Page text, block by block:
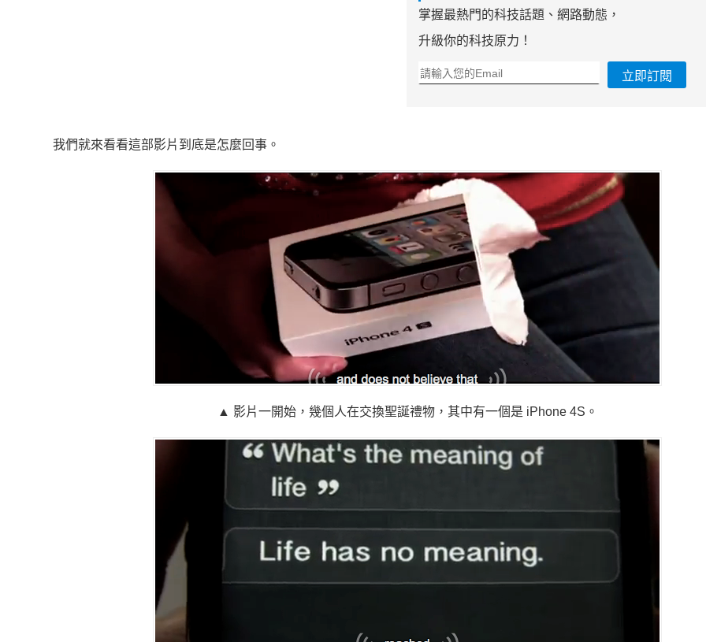
掌握最熱門的科技話題、網路動態，
升級你的科技原力！
立即訂閱
我們就來看看這部影片到底是怎麼回事。
▲ 影片一開始，幾個人在交換聖誕禮物，其中有一個是 iPhone 4S。